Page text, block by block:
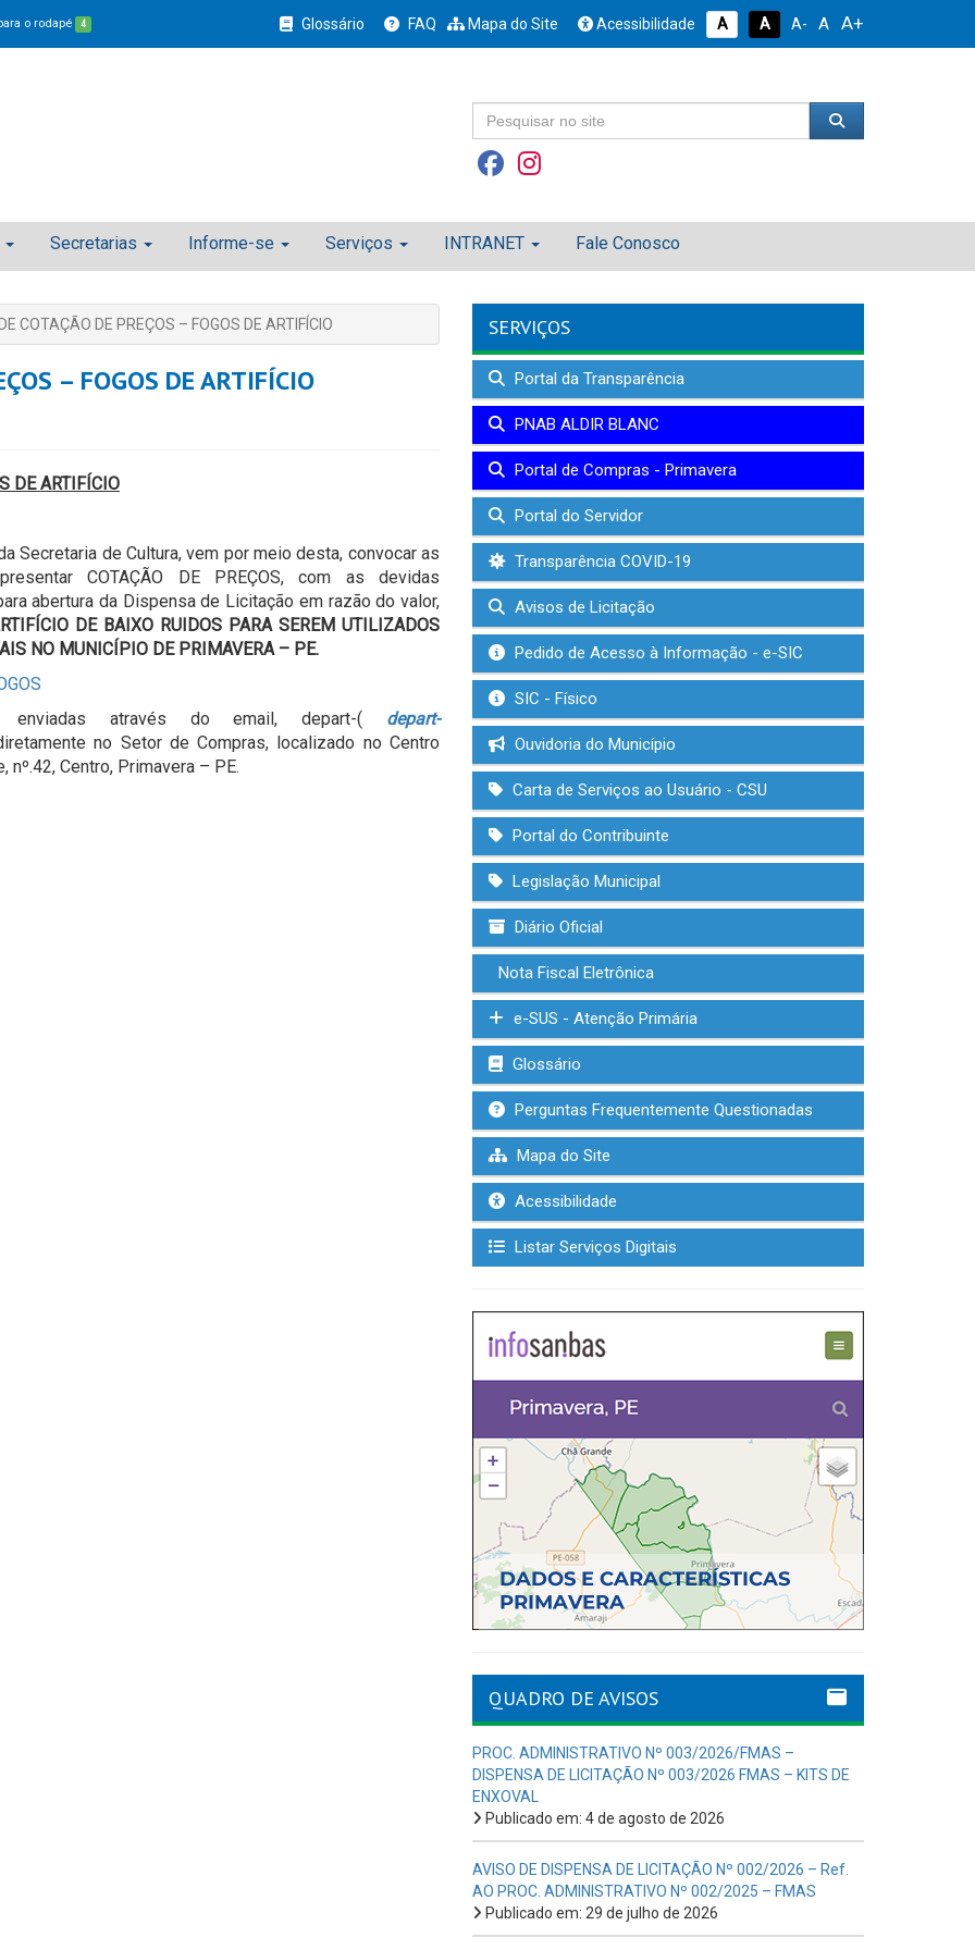
o rodapé 4 Glossário FAQ Mapa do Site Acessibilidade A A A- A A+
Secretarias Informe-se Serviços INTRANET Fale Conosco
COTAÇÃO DE PREÇOS – FOGOS DE ARTIFÍCIO
– FOGOS DE ARTIFÍCIO
DE ARTIFÍCIO
Secretaria de Cultura, vem por meio desta, convocar as
COTAÇÃO DE PREÇOS, com as devidas
abertura da Dispensa de Licitação em razão do valor,
DE BAIXO RUIDOS PARA SEREM UTILIZADOS
NO MUNICÍPIO DE PRIMAVERA – PE.
através do email, depart-( depart-
no Setor de Compras, localizado no Centro
Centro, Primavera – PE.
SERVIÇOS
Portal da Transparência
PNAB ALDIR BLANC
Portal de Compras - Primavera
Portal do Servidor
Transparência COVID-19
Avisos de Licitação
Pedido de Acesso à Informação - e-SIC
SIC - Físico
Ouvidoria do Município
Carta de Serviços ao Usuário - CSU
Portal do Contribuinte
Legislação Municipal
Diário Oficial
Nota Fiscal Eletrônica
e-SUS - Atenção Primária
Glossário
Perguntas Frequentemente Questionadas
Mapa do Site
Acessibilidade
Listar Serviços Digitais
QUADRO DE AVISOS
PROC. ADMINISTRATIVO Nº 003/2026/FMAS –
DISPENSA DE LICITAÇÃO Nº 003/2026 FMAS – KITS DE
ENXOVAL
Publicado em: 4 de agosto de 2026
AVISO DE DISPENSA DE LICITAÇÃO Nº 002/2026 – Ref.
AO PROC. ADMINISTRATIVO Nº 002/2025 – FMAS
Publicado em: 29 de julho de 2026